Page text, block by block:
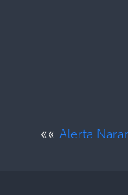
«« Alerta